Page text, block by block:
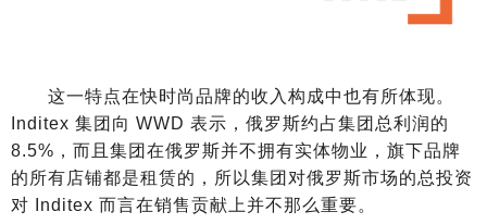
这一特点在快时尚品牌的收入构成中也有所体现。
Inditex 集团向 WWD 表示，俄罗斯约占集团总利润的
8.5%，而且集团在俄罗斯并不拥有实体物业，旗下品牌
的所有店铺都是租赁的，所以集团对俄罗斯市场的总投资
对 Inditex 而言在销售贡献上并不那么重要。